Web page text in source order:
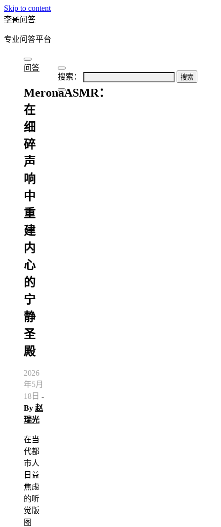
Skip to content
李哥问答
专业问答平台
搜索：
问答
MeronaASMR：
在
细
碎
声
响
中
重
建
内
心
的
宁
静
圣
殿
2026
年5月
18日 -
By 赵
瑞光
在当
代都
市人
日益
焦虑
的听
觉版
图